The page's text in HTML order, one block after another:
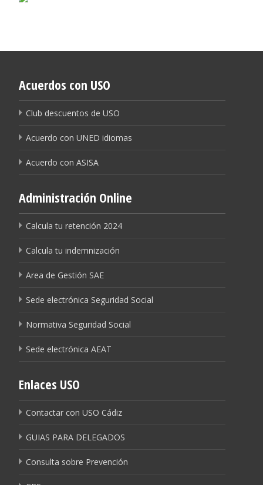
Acuerdos con USO
Club descuentos de USO
Acuerdo con UNED idiomas
Acuerdo con ASISA
Administración Online
Calcula tu retención 2024
Calcula tu indemnización
Area de Gestión SAE
Sede electrónica Seguridad Social
Normativa Seguridad Social
Sede electrónica AEAT
Enlaces USO
Contactar con USO Cádiz
GUIAS PARA DELEGADOS
Consulta sobre Prevención